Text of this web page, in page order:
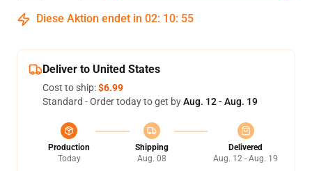
Diese Aktion endet in 02: 10: 54
Deliver to United States
Cost to ship:$6.99
Standard - Order today to get byAug. 12 - Aug. 19
Production
Today
Shipping
Aug. 08
Delivered
Aug. 12 - Aug. 19